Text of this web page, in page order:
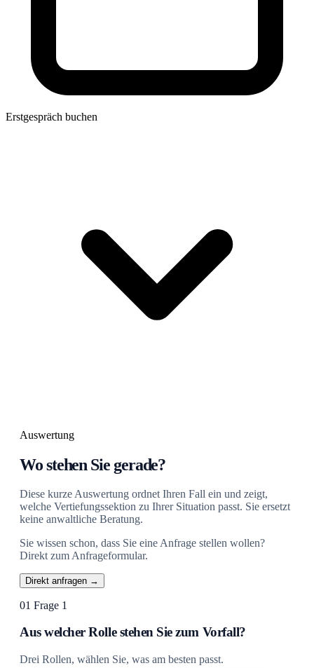
Erstgespräch buchen
Auswertung
Wo stehen Sie gerade?
Diese kurze Auswertung ordnet Ihren Fall ein und zeigt,
welche Vertiefungssektion zu Ihrer Situation passt. Sie ersetzt
keine anwaltliche Beratung.
Sie wissen schon, dass Sie eine Anfrage stellen wollen?
Direkt zum Anfrageformular.
Direkt anfragen →
01 Frage 1
Aus welcher Rolle stehen Sie zum Vorfall?
Drei Rollen, wählen Sie, was am besten passt.